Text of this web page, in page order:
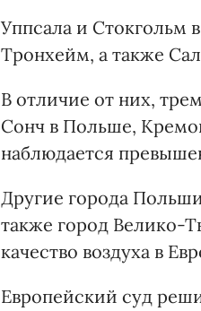
Уппсала и Стокгольм
Тронхейм, а также
В отличие от них,
Сонч в Польше,
наблюдается
Другие города
также город Велико-
качество воздуха в
Европейский суд